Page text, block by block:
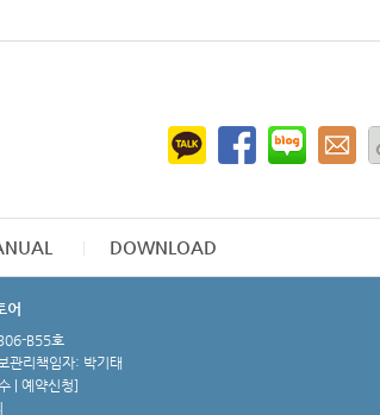
DOWNLOAD
어
B55호
관리책임자: 박기태
| 예약신청]